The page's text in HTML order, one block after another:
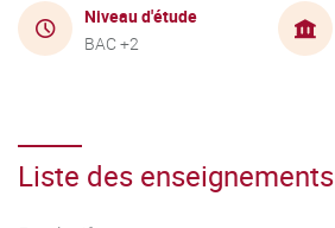
Niveau d'étude
BAC +2
Liste des enseignements